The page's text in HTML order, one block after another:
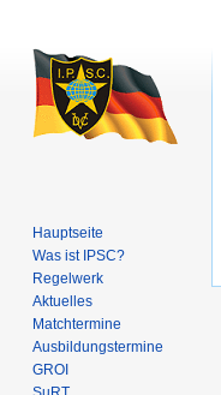
Hauptseite
Was ist IPSC?
Regelwerk
Aktuelles
Matchtermine
Ausbildungs­termine
GROI